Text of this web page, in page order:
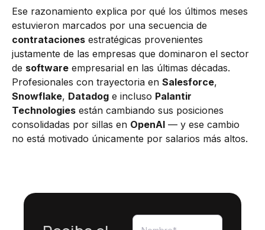
Ese razonamiento explica por qué los últimos meses
estuvieron marcados por una secuencia de
contrataciones estratégicas provenientes
justamente de las empresas que dominaron el sector
de software empresarial en las últimas décadas.
Profesionales con trayectoria en Salesforce,
Snowflake, Datadog e incluso Palantir
Technologies están cambiando sus posiciones
consolidadas por sillas en OpenAI — y ese cambio
no está motivado únicamente por salarios más altos.